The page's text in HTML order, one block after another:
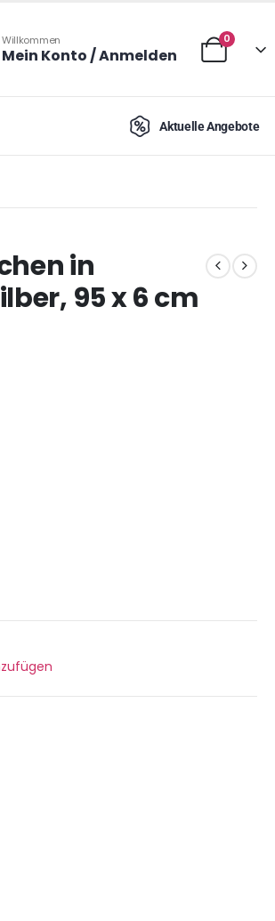
Willkommen
Mein Konto / Anmelden
0
Aktuelle Angebote
in
95 x 6 cm